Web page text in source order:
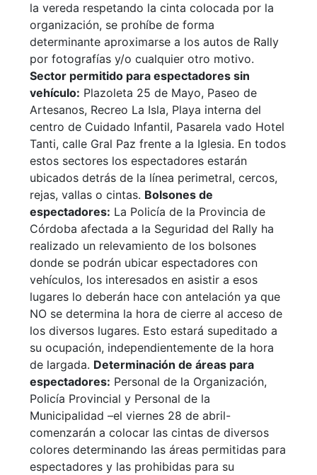
la vereda respetando la cinta colocada por la
organización, se prohíbe de forma
determinante aproximarse a los autos de Rally
por fotografías y/o cualquier otro motivo.
Sector permitido para espectadores sin
vehículo: Plazoleta 25 de Mayo, Paseo de
Artesanos, Recreo La Isla, Playa interna del
centro de Cuidado Infantil, Pasarela vado Hotel
Tanti, calle Gral Paz frente a la Iglesia. En todos
estos sectores los espectadores estarán
ubicados detrás de la línea perimetral, cercos,
rejas, vallas o cintas. Bolsones de
espectadores: La Policía de la Provincia de
Córdoba afectada a la Seguridad del Rally ha
realizado un relevamiento de los bolsones
donde se podrán ubicar espectadores con
vehículos, los interesados en asistir a esos
lugares lo deberán hace con antelación ya que
NO se determina la hora de cierre al acceso de
los diversos lugares. Esto estará supeditado a
su ocupación, independientemente de la hora
de largada. Determinación de áreas para
espectadores: Personal de la Organización,
Policía Provincial y Personal de la
Municipalidad –el viernes 28 de abril-
comenzarán a colocar las cintas de diversos
colores determinando las áreas permitidas para
espectadores y las prohibidas para su